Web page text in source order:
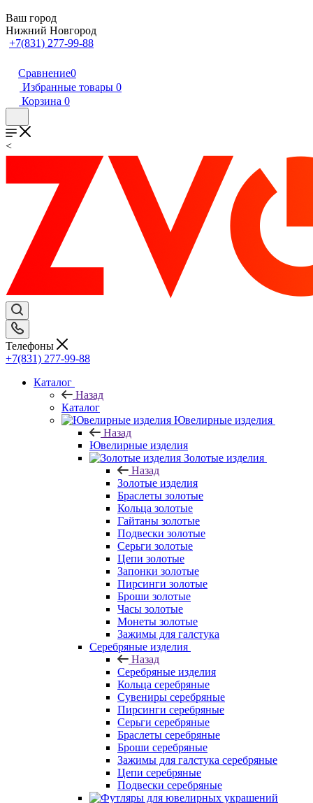
Ваш город
Нижний Новгород
+7(831) 277-99-88
Сравнение0
Избранные товары 0
Корзина 0
<
Телефоны
+7(831) 277-99-88
Каталог
Назад
Каталог
Ювелирные изделия
Назад
Ювелирные изделия
Золотые изделия
Назад
Золотые изделия
Браслеты золотые
Кольца золотые
Гайтаны золотые
Подвески золотые
Серьги золотые
Цепи золотые
Запонки золотые
Пирсинги золотые
Броши золотые
Часы золотые
Монеты золотые
Зажимы для галстука
Серебряные изделия
Назад
Серебряные изделия
Кольца серебряные
Сувениры серебряные
Пирсинги серебряные
Серьги серебряные
Браслеты серебряные
Броши серебряные
Зажимы для галстука серебряные
Цепи серебряные
Подвески серебряные